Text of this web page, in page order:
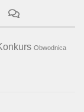
Obwodnica